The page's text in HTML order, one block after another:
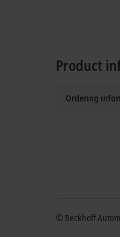
Product
Ordering
© Beckhoff